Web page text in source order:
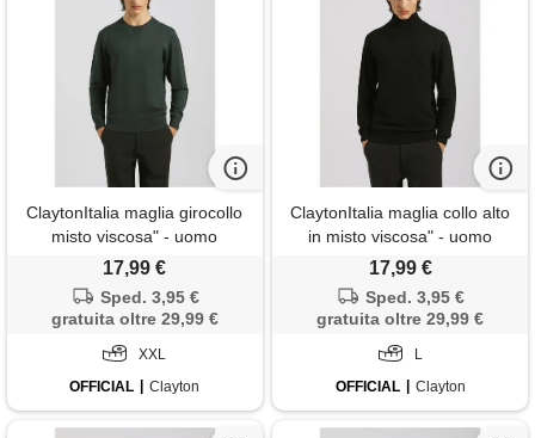
ClaytonItalia maglia girocollo
misto viscosa" - uomo
17,99 €
Sped. 3,95 €
gratuita oltre 29,99 €
XXL
OFFICIAL
Clayton
ClaytonItalia maglia collo alto
in misto viscosa" - uomo
17,99 €
Sped. 3,95 €
gratuita oltre 29,99 €
L
OFFICIAL
Clayton